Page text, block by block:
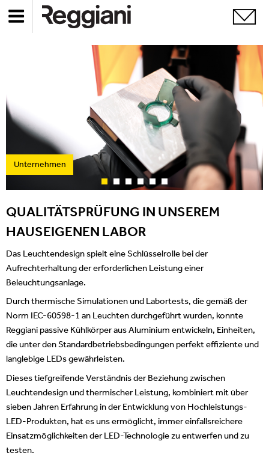
Unternehmen
QUALITÄTSPRÜFUNG IN UNSEREM
HAUSEIGENEN LABOR
Das Leuchtendesign spielt eine Schlüsselrolle bei der
Aufrechterhaltung der erforderlichen Leistung einer
Beleuchtungsanlage.
Durch thermische Simulationen und Labortests, die gemäß der
Norm IEC-60598-1 an Leuchten durchgeführt wurden, konnte
Reggiani passive Kühlkörper aus Aluminium entwickeln, Einheiten,
die unter den Standardbetriebsbedingungen perfekt effiziente und
langlebige LEDs gewährleisten.
Dieses tiefgreifende Verständnis der Beziehung zwischen
Leuchtendesign und thermischer Leistung, kombiniert mit über
sieben Jahren Erfahrung in der Entwicklung von Hochleistungs-
LED-Produkten, hat es uns ermöglicht, immer einfallsreichere
Einsatzmöglichkeiten der LED-Technologie zu entwerfen und zu
testen.